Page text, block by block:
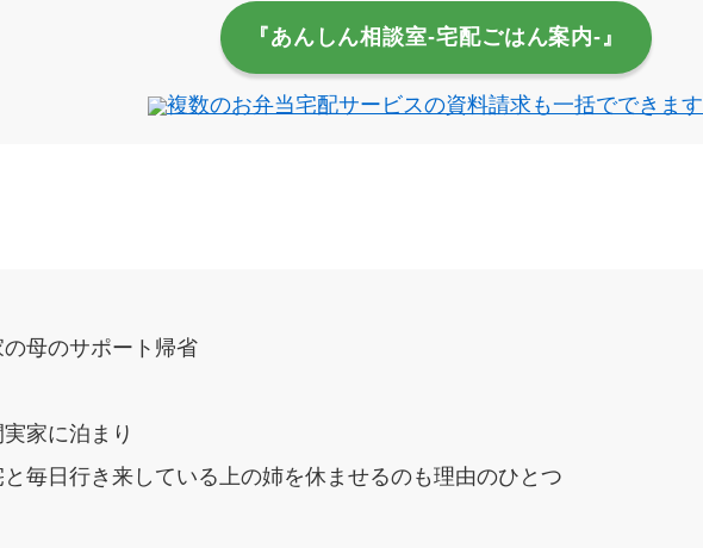
『あんしん相談室‐宅配ごはん案内‐』
複数のお弁当宅配サービスの資料請求も一括でできます
の母のサポート帰省
家に泊まり
と毎日行き来している上の姉を休ませるのも理由のひとつ